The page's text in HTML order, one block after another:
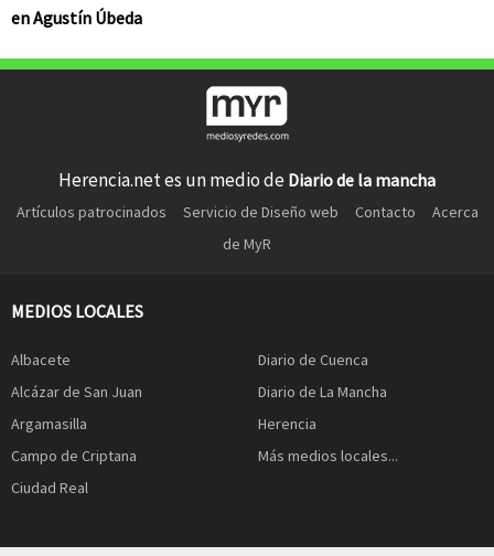
en Agustín Úbeda
Herencia.net es un medio de Diario de la mancha
Artículos patrocinados Servicio de Diseño web Contacto
Acerca
de MyR
MEDIOS LOCALES
Albacete
Alcázar de San Juan
Argamasilla
Campo de Criptana
Ciudad Real
Diario de Cuenca
Diario de La Mancha
Herencia
Más medios locales...